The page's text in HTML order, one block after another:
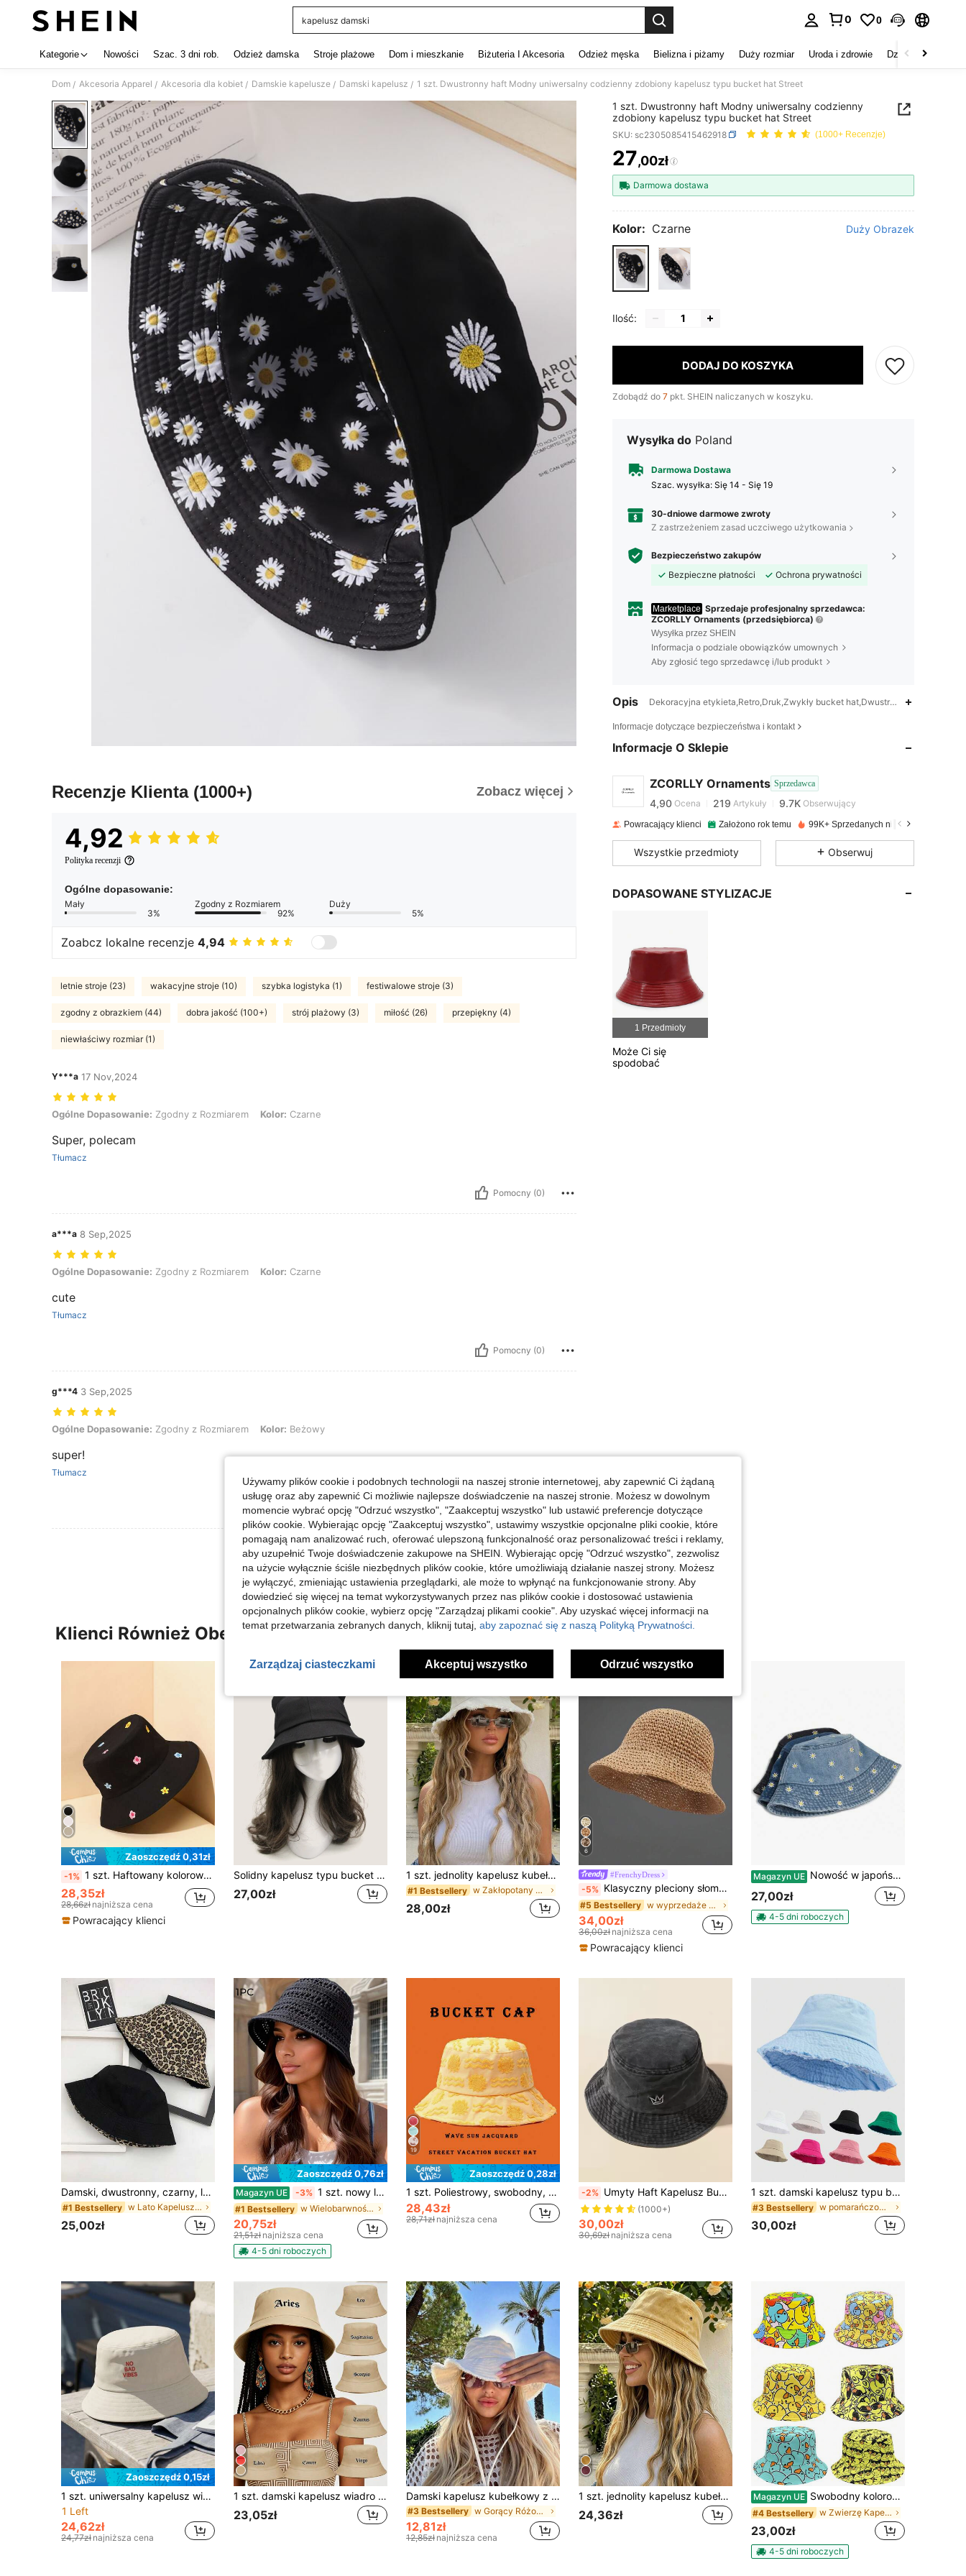
kapelusz damski
0 0
Kategorie Nowości Szac. 3 dni rob. Odzież damska Stroje plażowe Dom i mieszkanie Biżuteria I Akcesoria Odzież męska Bielizna i piżamy Duży rozmiar Uroda i zdrowie Dzieci
Dom / Akcesoria Apparel / Akcesoria dla kobiet / Damskie kapelusze / Damski kapelusz / 1 szt. Dwustronny haft Modny uniwersalny codzienny zdobiony kapelusz typu bucket hat Street
Recenzje Klienta (1000+) Zobacz więcej
4,92
Polityka recenzji
Ogólne dopasowanie:
Mały
3%
Zgodny z Rozmiarem
92%
Duży
5%
Zoabcz lokalne recenzje 4,94
letnie stroje (23) wakacyjne stroje (10) szybka logistyka (1) festiwalowe stroje (3)
zgodny z obrazkiem (44) dobra jakość (100+) strój plażowy (3) miłość (26) przepiękny (4)
niewłaściwy rozmiar (1)
Y***a 17 Nov,2024
Ogólne Dopasowanie: Zgodny z Rozmiarem, Kolor: Czarne
Ogólne Dopasowanie: Zgodny z Rozmiarem Kolor: Czarne
Super, polecam
Tłumacz
Pomocny (0)
a***a 8 Sep,2025
Ogólne Dopasowanie: Zgodny z Rozmiarem, Kolor: Czarne
Ogólne Dopasowanie: Zgodny z Rozmiarem Kolor: Czarne
cute
Tłumacz
Pomocny (0)
g***4 3 Sep,2025
Ogólne Dopasowanie: Zgodny z Rozmiarem, Kolor: Beżowy
Ogólne Dopasowanie: Zgodny z Rozmiarem Kolor: Beżowy
super!
Tłumacz
Pomocny (0)
Zobacz Więcej Opinii
1 szt. Dwustronny haft Modny uniwersalny codzienny
zdobiony kapelusz typu bucket hat Street
SKU: sc2305085415462918 (1000+ Recenzje)
PRICE AND AVAILABILITY
27,00zł
Darmowa dostawa
Kolor: Czarne Duży Obrazek
Ilość:
DODAJ DO KOSZYKA
Zdobądź do 7 pkt. SHEIN naliczanych w koszyku.
Wysyłka do Poland
Darmowa Dostawa
Szac. wysyłka: Się 14 - Się 19
30-dniowe darmowe zwroty
Z zastrzeżeniem zasad uczciwego użytkowania
Bezpieczeństwo zakupów
Bezpieczne płatności
Ochrona prywatności
Marketplace Sprzedaje profesjonalny sprzedawca:
ZCORLLY Ornaments (przedsiębiorca)
Wysyłka przez SHEIN
Informacja o podziale obowiązków umownych
Aby zgłosić tego sprzedawcę i/lub produkt
Opis Dekoracyjna etykieta,Retro,Druk,Zwykły bucket hat,Dwustronny bucket hat
Informacje dotyczące bezpieczeństwa i kontakt
Informacje O Sklepie
ZCORLLY Ornaments Sprzedawca
4,90 Ocena 219 Artykuły 9.7K Obserwujący
4,90 219
4,90 219
4,90
4,90
Powracający klienci Założono rok temu 99K+ Sprzedanych niedawno
Wszystkie przedmioty Obserwuj
DOPASOWANE STYLIZACJE
1 Przedmioty
Może Ci się
spodobać
Klienci Również Obejrzeli
Zaoszczędź 0,31zł
-1% 1 szt. Haftowany kolorowy kapelusz z kwiatowym wzorem, odpowiedni na wakacje, do szkoły i na wycieczkę, na walentynki
28,35zł
28,66zł najniższa cena
Powracający klienci
Solidny kapelusz typu bucket z kocimi uszami, uroczy, zimowy, jesienny, zimowy strój
27,00zł
1 szt. jednolity kapelusz kubełkowy z frędzlami, kapelusz przeciwsłoneczny z ochroną UV, idealny na plażowe wakacje, podróże i codzienne noszenie na ulicy, estetyczny
#1 Bestsellery w Zakłopotany Kapelusze Damskie
28,00zł
6
#FrenchyDress
-5% Klasyczny pleciony słomkowy kapelusz, damski plażowy kapelusz przeciwsłoneczny, uniwersalny kapelusz typu bucket, ochrona UV, wiosna/lato, vacationcore
#5 Bestsellery w wyprzedaże z okazji powrotu do szkoły Kapelusze
34,00zł
36,00zł najniższa cena
Powracający klienci
Magazyn UE Nowość w japońskim stylu, kapelusz typu bucket hat z motywem stokrotek, sprany denim w stylu vintage, ochrona przed słońcem na wiosnę i lato, święta, festiwale
27,00zł
4-5 dni roboczych
Damski, dwustronny, czarny, lniany kapelusz typu bucket z nadrukiem w panterkę, dorosły, zewnętrzny, swobodny kapelusz przeciwsłoneczny, odpowiedni do codziennego noszenia
#1 Bestsellery w Lato Kapelusz Wiadro Kobiet
25,00zł
Zaoszczędź 0,76zł
Magazyn UE -3% 1 szt. nowy letni ażurowy kapelusz kubełkowy, oddychający kapelusz kubełkowy, wielofunkcyjny casualowy, odsłaniający twarz, odpowiedni na wyjścia, imprezy, dekoracja odzieży outdoorowej, składany kapelusz kubełkowy
#1 Bestsellery w Wielobarwność Słomkowy kapelusz damski
20,75zł
21,51zł najniższa cena
4-5 dni roboczych
19
Zaoszczędź 0,28zł
1 szt. Poliestrowy, swobodny, uliczny kapelusz typu bucket w stylu sun wave, odpowiedni na wiosnę, lato, jesień i zimę
28,43zł
28,71zł najniższa cena
-2% Umyty Haft Kapelusz Bucket Hat Ulica
(1000+)
30,00zł
30,69zł najniższa cena
1 szt. damski kapelusz typu bucket hat w jednolitym kolorze, zewnętrzny kapelusz chroniący przed słońcem
#3 Bestsellery w pomarańczowy Kapelusze Damskie
30,00zł
Zaoszczędź 0,15zł
1 szt. uniwersalny kapelusz wiadro dla mężczyzn i kobiet z nadrukiem literowym NO BAD VIBES, oddychający, chroniący przed słońcem, odpowiedni do noszenia na zewnątrz w stylu casual
1 Left
24,62zł
24,77zł najniższa cena
1 szt. damski kapelusz wiadro w kolorze intensywnego różu z nadrukiem 12 znaków zodiaku, oddychający, chroniący przed słońcem, wygodny, modny, do stylizacji na wakacje i codzienne zakupy
23,05zł
Damski kapelusz kubełkowy z dekoracyjnym sznurkiem, regulowanym paskiem podbródkowym, efektem przetarć, z miękkiej tkaniny, chroniący przed słońcem i wiatrem, modny i uniwersalny, odpowiedni na podróże, plażę, wakacje i do codziennego noszenia
#3 Bestsellery w Gorący Różowy Kapelusz Wiadro Kobiet
12,81zł
12,85zł najniższa cena
1 szt. jednolity kapelusz kubełkowy z frędzlami, kapelusz przeciwsłoneczny z ochroną UV, odpowiedni na plażę, wakacje, podróże i codzienny styl uliczny
24,36zł
Magazyn UE Swobodny kolorowy kapelusz typu bucket z nadrukiem w kształcie kaczuszki z kreskówek, unisexowy kapelusz typu bucket z ochroną przeciwsłoneczną na zewnątrz, odpowiedni na wakacje
#4 Bestsellery w Zwierzę Kapelusze Damskie
23,00zł
4-5 dni roboczych
Używamy plików cookie i podobnych technologii na naszej stronie internetowej, aby zapewnić Ci żądaną
usługę oraz aby zapewnić Ci możliwie najlepsze doświadczenie na naszej stronie. Możesz w dowolnym
momencie wybrać opcję "Odrzuć wszystko", "Zaakceptuj wszystko" lub ustawić preferencje dotyczące
plików cookie. Wybierając opcję "Zaakceptuj wszystko", ustawimy wszystkie opcjonalne pliki cookie, które
pomagają nam analizować ruch, oferować ulepszoną funkcjonalność oraz personalizować treści i reklamy,
aby uzupełnić Twoje doświadczenie zakupowe na SHEIN. Wybierając opcję "Odrzuć wszystko", zezwolisz
na użycie wyłącznie ściśle niezbędnych plików cookie, które umożliwiają działanie naszej strony. Możesz
je wyłączyć, zmieniając ustawienia przeglądarki, ale może to wpłynąć na funkcjonowanie strony. Aby
dowiedzieć się więcej na temat wykorzystywanych przez nas plików cookie i dostosować ustawienia
opcjonalnych plików cookie, wybierz opcję "Zarządzaj plikami cookie". Aby uzyskać więcej informacji na
temat przetwarzania zebranych danych, kliknij tutaj, aby zapoznać się z naszą Polityką Prywatności.
Zarządzaj ciasteczkami Akceptuj wszystko Odrzuć wszystko